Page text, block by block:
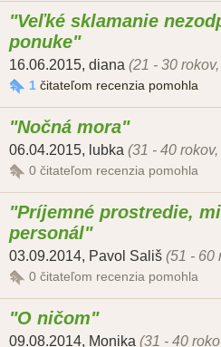
Veľké sklamanie
ponuke
16.06.2015, diana (21 - 30
1 čitateľom recenzia pomohla
Nočná mora
06.04.2015, lubka (31 - 40
0 čitateľom recenzia pomohla
Príjemné prostredie,
personál
03.09.2014, Pavol Sališ (51 - 60
0 čitateľom recenzia pomohla
O ničom
09.08.2014, Monika (31 - 40